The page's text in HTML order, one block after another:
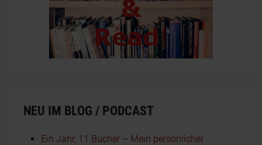
NEU IM BLOG / PODCAST
Ein Jahr, 11 Bücher – Mein persönlicher